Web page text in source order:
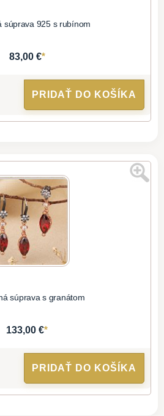
súprava 925 s rubínom
83,00 €*
PRIDAŤ DO KOŠÍKA
súprava s granátom
133,00 €*
PRIDAŤ DO KOŠÍKA